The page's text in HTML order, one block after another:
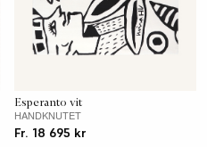
Esperanto vit
HANDKNUTET
Fr. 18 695 kr